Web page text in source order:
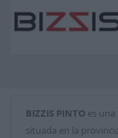
BIZZIS PINTO es
situada en la